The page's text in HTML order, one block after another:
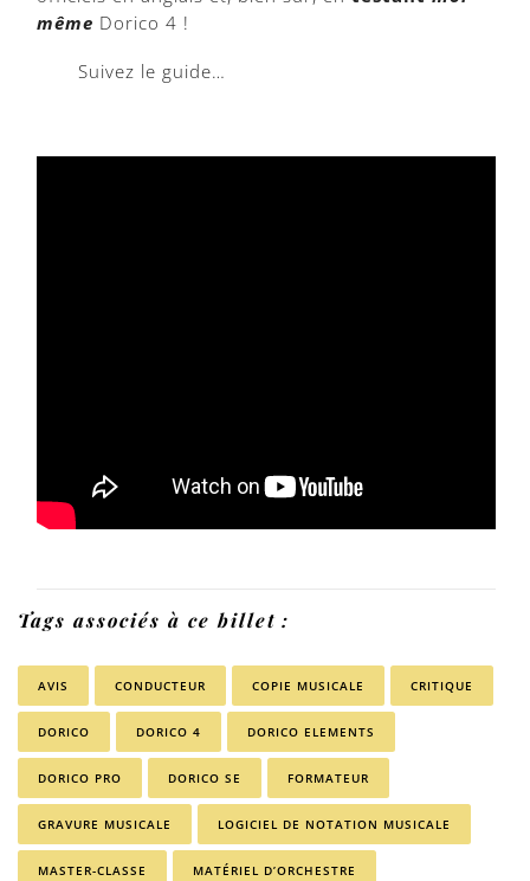
même Dorico 4 !
Suivez le guide…
Tags associés à ce billet :
AVIS CONDUCTEUR COPIE MUSICALE CRITIQUE
DORICO DORICO 4 DORICO ELEMENTS
DORICO PRO DORICO SE FORMATEUR
GRAVURE MUSICALE LOGICIEL DE NOTATION MUSICALE
MASTER-CLASSE MATÉRIEL D’ORCHESTRE